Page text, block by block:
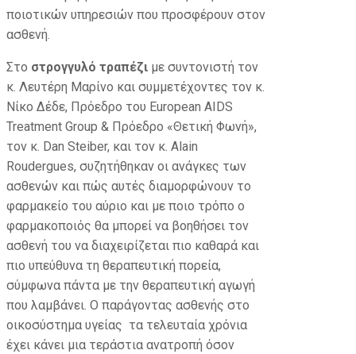
ποιοτικών υπηρεσιών που προσφέρουν στον
ασθενή.
Στο στρογγυλό τραπέζι με συντονιστή τον
κ. Λευτέρη Μαρίνο και συμμετέχοντες τον κ.
Νίκο Δέδε, Πρόεδρο του European AIDS
Treatment Group & Πρόεδρο «Θετική Φωνή»,
τον κ. Dan Steiber, και τον κ. Alain
Roudergues, συζητήθηκαν οι ανάγκες των
ασθενών και πώς αυτές διαμορφώνουν το
φαρμακείο του αύριο και με ποιο τρόπο ο
φαρμακοποιός θα μπορεί να βοηθήσει τον
ασθενή του να διαχειρίζεται πιο καθαρά και
πιο υπεύθυνα τη θεραπευτική πορεία,
σύμφωνα πάντα με την θεραπευτική αγωγή
που λαμβάνει. Ο παράγοντας ασθενής στο
οικοσύστημα υγείας τα τελευταία χρόνια
έχει κάνει μια τεράστια ανατροπή όσον